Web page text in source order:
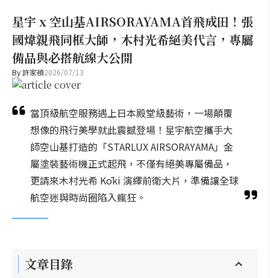
星宇 x 空山基AIRSORAYAMA首飛成田！張
國煒親飛同框大師，木村光希絕美代言，專屬
備品與必搭航線大公開
By許家禎2026/07/13
當頂級航空服務遇上日本殿堂級藝術，一場顛覆
想像的飛行美學就此震撼登場！星宇航空攜手大
師空山基打造的「STARLUX AIRSORAYAMA」金
屬塗裝藝術機正式起飛，不僅有絕美專屬備品，
更請來木村光希 Kōki 演繹前衛大片，準備讓全球
航空迷與時尚圈陷入瘋狂。
文章目錄